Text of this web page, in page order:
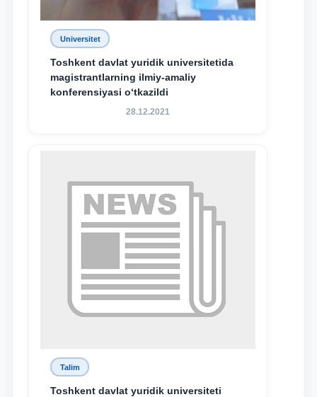
Universitet
Toshkent davlat yuridik universitetida
magistrantlarning ilmiy-amaliy
konferensiyasi o‘tkazildi
28.12.2021
Talim
Toshkent davlat yuridik universiteti